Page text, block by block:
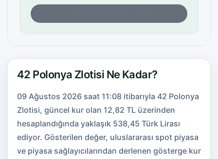
42 Polonya Zlotisi Ne Kadar?
09 Ağustos 2026 saat 11:08 itibarıyla 42 Polonya
Zlotisi, güncel kur olan 12,82 TL üzerinden
hesaplandığında yaklaşık 538,45 Türk Lirası
ediyor. Gösterilen değer, uluslararası spot piyasa
ve piyasa sağlayıcılarından derlenen gösterge kur